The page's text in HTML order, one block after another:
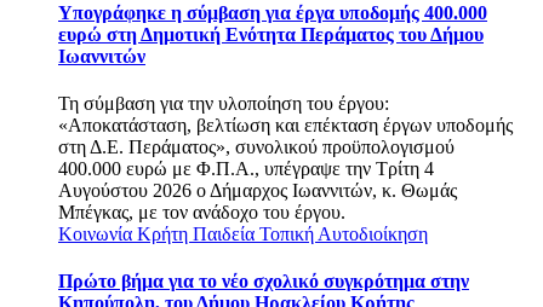
Υπογράφηκε η σύμβαση για έργα υποδομής 400.000
ευρώ στη Δημοτική Ενότητα Περάματος του Δήμου
Ιωαννιτών
Τη σύμβαση για την υλοποίηση του έργου:
«Αποκατάσταση, βελτίωση και επέκταση έργων υποδομής
στη Δ.Ε. Περάματος», συνολικού προϋπολογισμού
400.000 ευρώ με Φ.Π.Α., υπέγραψε την Τρίτη 4
Αυγούστου 2026 ο Δήμαρχος Ιωαννιτών, κ. Θωμάς
Μπέγκας, με τον ανάδοχο του έργου.
Κοινωνία Κρήτη Παιδεία Τοπική Αυτοδιοίκηση
Πρώτο βήμα για το νέο σχολικό συγκρότημα στην